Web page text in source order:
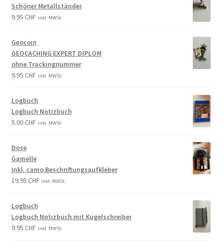
Schöner Metallständer
9.95 CHF inkl. MWSt.
Geocoin
GEOCACHING EXPERT DIPLOM
ohne Trackingnummer
9.95 CHF inkl. MWSt.
Logbuch
Logbuch Notizbuch
5.00CHF inkl. MWSt.
Dose
Gamelle
Inkl. camo Beschriftungsaufkleber
19.95 CHF inkl. MWSt.
Logbuch
Logbuch Notizbuch mit Kugelschreiber
9.95 CHF inkl. MWSt.